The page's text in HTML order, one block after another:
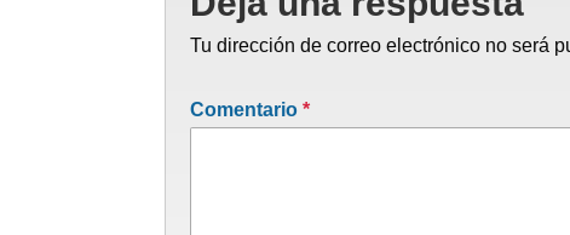
Tu dirección de correo electrónico no será
Comentario *